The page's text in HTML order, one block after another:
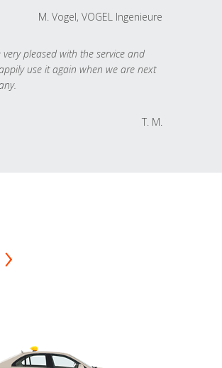
M. Vogel, VOGEL Ingenieure
very pleased with the service and
use it again when we are next
T. M.